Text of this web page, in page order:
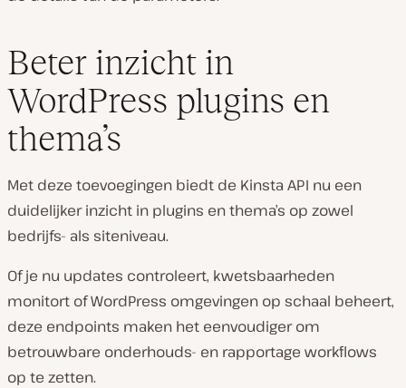
Beter inzicht in
WordPress plugins en
thema’s
Met deze toevoegingen biedt de Kinsta API nu een
duidelijker inzicht in plugins en thema’s op zowel
bedrijfs- als siteniveau.
Of je nu updates controleert, kwetsbaarheden
monitort of WordPress omgevingen op schaal beheert,
deze endpoints maken het eenvoudiger om
betrouwbare onderhouds- en rapportage workflows
op te zetten.